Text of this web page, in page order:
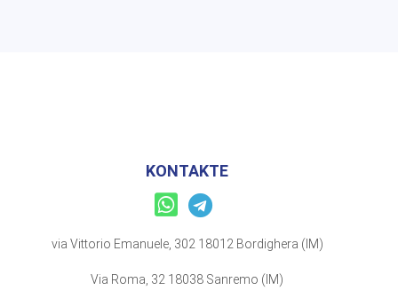
KONTAKTE
via Vittorio Emanuele, 302 18012 Bordighera (IM)
Via Roma, 32 18038 Sanremo (IM)